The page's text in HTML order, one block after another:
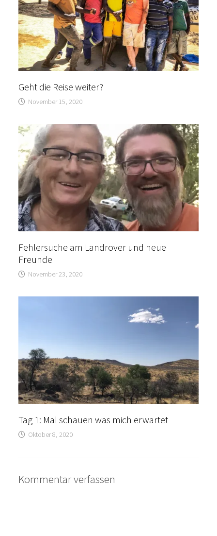
Geht die Reise weiter?
November 15, 2020
Fehlersuche am Landrover und neue
Freunde
November 23, 2020
Tag 1: Mal schauen was mich erwartet
Oktober 8, 2020
Kommentar verfassen